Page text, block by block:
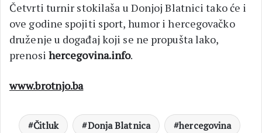
Četvrti turnir stokilaša u Donjoj Blatnici tako će i
ove godine spojiti sport, humor i hercegovačko
druženje u događaj koji se ne propušta lako,
prenosi hercegovina.info.
www.brotnjo.ba
Čitluk Donja Blatnica
hercegovina